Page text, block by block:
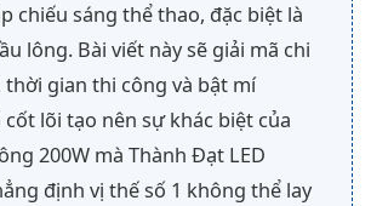
chiếu sáng thể thao, đặc biệt là
lông. Bài viết này sẽ giải mã chi
gian thi công và bật mí
lõi tạo nên sự khác biệt của
200W mà Thành Đạt LED
định vị thế số 1 không thể lay